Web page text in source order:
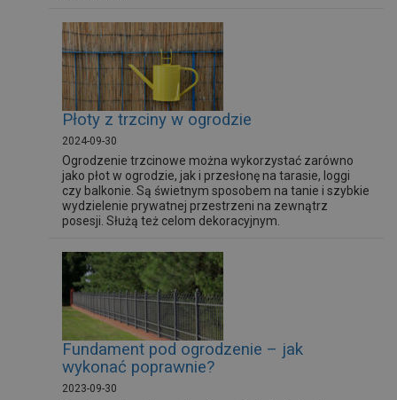
Płoty z trzciny w ogrodzie
2024-09-30
Ogrodzenie trzcinowe można wykorzystać zarówno
jako płot w ogrodzie, jak i przesłonę na tarasie, loggi
czy balkonie. Są świetnym sposobem na tanie i szybkie
wydzielenie prywatnej przestrzeni na zewnątrz
posesji. Służą też celom dekoracyjnym.
Fundament pod ogrodzenie – jak
wykonać poprawnie?
2023-09-30